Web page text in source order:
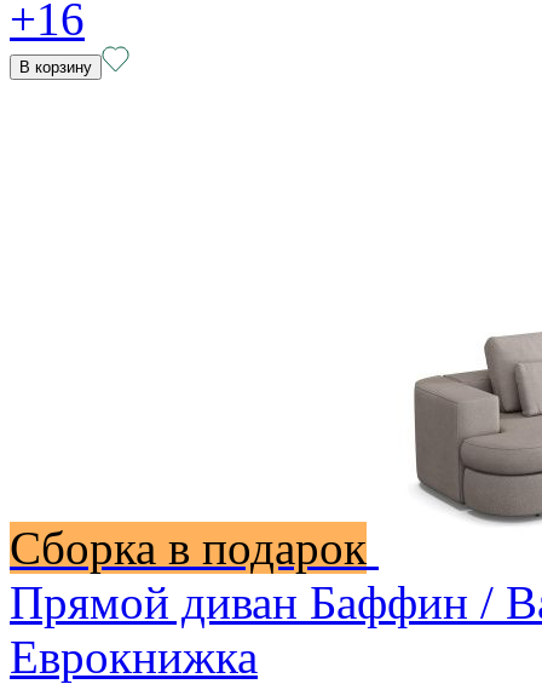
+16
В корзину
Сборка в подарок
Прямой диван Баффин /
Еврокнижка